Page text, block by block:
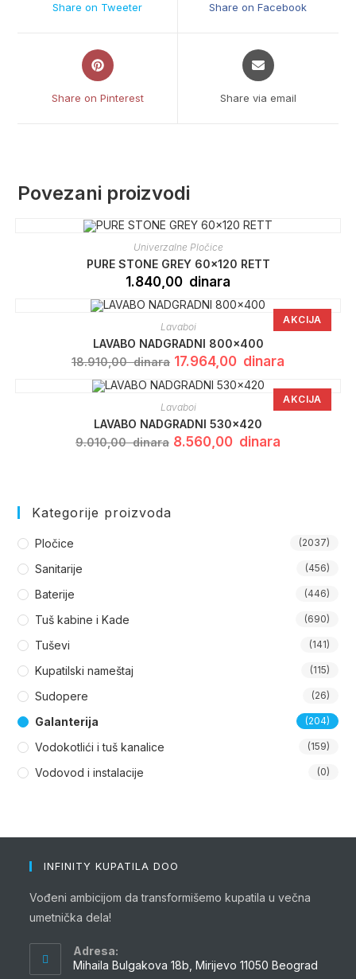
Share on Tweeter Share on Facebook
Opens
in
Share on Pinterest
Opens
in
Share via email
Povezani proizvodi
Univerzalne Pločice
PURE STONE GREY 60×120 RETT
1.840,00 dinara
AKCIJA
Lavaboi
LAVABO NADGRADNI 800×400
18.910,00dinara Originalna
cena
je
bila:
18.910,00 dinara.
17.964,00 dinara
17.964,00
AKCIJA
Lavaboi
LAVABO NADGRADNI 530×420
9.010,00dinara Originalna
cena
8.560,00 dinara
Kategorije proizvoda
Pločice (2037)
Sanitarije (456)
Baterije (446)
Tuš kabine i Kade (690)
Tuševi (141)
Kupatilski nameštaj (115)
Sudopere (26)
Galanterija (204)
Vodokotlići i tuš kanalice (159)
Vodovod i instalacije (0)
INFINITY KUPATILA DOO
Vođeni ambicijom da transformišemo kupatila u večna
umetnička dela!
Adresa:
Mihaila Bulgakova 18b, Mirijevo 11050 Beograd